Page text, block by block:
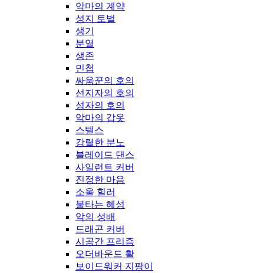
악마의 계약
성지 토벌
생기
분열
생존
민첩
싸움꾼의 호의
선지자의 호의
성자의 호의
악마의 갑옷
스텔스
강렬한 분노
블레이드 댄스
사일런트 커버
진정한 마음
소울 힐러
불타는 혜성
악의 성배
드래곤 커버
시공간 프리즘
오더바운드 활
보이드워커 지팡이